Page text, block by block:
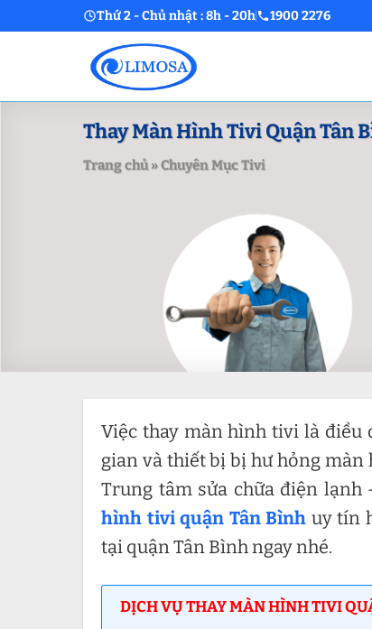
to
Thứ 2 - Chủ nhật : 8h - 20h 1900 2276
Thay Màn Hình Tivi Quận Tân
Trang chủ»Chuyên Mục Tivi
Việc thay màn hình tivi là
gian và thiết bị bị hư hỏng màn
Trung tâm sửa chữa điện
hình tivi quận Tân Bình uy tín
tại quận Tân Bình ngay nhé.
DỊCH VỤ THAY MÀN HÌNH TIVI